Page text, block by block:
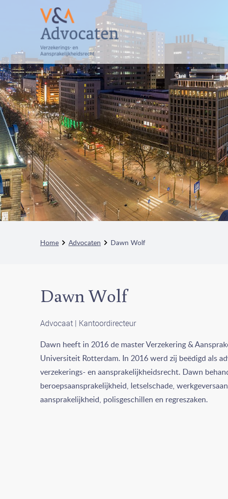
Home Advocaten Dawn Wolf
Dawn Wolf
Advocaat | Kantoordirecteur
Dawn heeft in 2016 de master Verzekering &
Universiteit Rotterdam. In 2016 werd zij beëdigd als
verzekerings- en aansprakelijkheidsrecht. Dawn
beroepsaansprakelijkheid, letselschade,
aansprakelijkheid, polisgeschillen en regreszaken.